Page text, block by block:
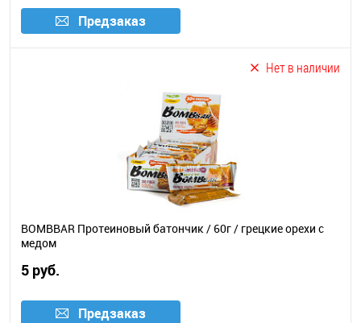
Предзаказ
Нет в наличии
BOMBBAR Протеиновый батончик / 60г / грецкие орехи с
медом
5 руб.
Предзаказ